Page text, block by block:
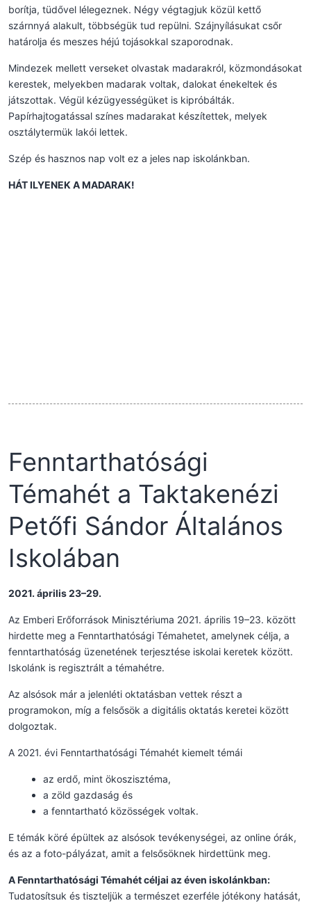
borítja, tüdővel lélegeznek. Négy végtagjuk közül kettő
szárnnyá alakult, többségük tud repülni. Szájnyílásukat csőr
határolja és meszes héjú tojásokkal szaporodnak.
Mindezek mellett verseket olvastak madarakról, közmondásokat
kerestek, melyekben madarak voltak, dalokat énekeltek és
játszottak. Végül kézügyességüket is kipróbálták.
Papírhajtogatással színes madarakat készítettek, melyek
osztálytermük lakói lettek.
Szép és hasznos nap volt ez a jeles nap iskolánkban.
HÁT ILYENEK A MADARAK!
Fenntarthatósági
Témahét a Taktakenézi
Petőfi Sándor Általános
Iskolában
2021. április 23–29.
Az Emberi Erőforrások Minisztériuma 2021. április 19–23. között
hirdette meg a Fenntarthatósági Témahetet, amelynek célja, a
fenntarthatóság üzenetének terjesztése iskolai keretek között.
Iskolánk is regisztrált a témahétre.
Az alsósok már a jelenléti oktatásban vettek részt a
programokon, míg a felsősök a digitális oktatás keretei között
dolgoztak.
A 2021. évi Fenntarthatósági Témahét kiemelt témái
az erdő, mint ökoszisztéma,
a zöld gazdaság és
a fenntartható közösségek voltak.
E témák köré épültek az alsósok tevékenységei, az online órák,
és az a foto-pályázat, amit a felsősöknek hirdettünk meg.
A Fenntarthatósági Témahétcéljai az éven iskolánkban:
Tudatosítsuk és tiszteljük a természet ezerféle jótékony hatását,